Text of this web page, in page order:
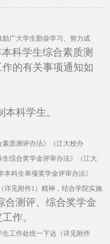
广大学生勤奋学习、努力成
科学生综合素质测
的有关事项通知如
本科学生。
质测评办法》（江大校办
生综合奖学金评审办法》（江大
本科生单项奖学金评审办法》
详见附件1）精神，结合学院实施
合测评、综合奖学金
作。
工作处统一下达（详见附件